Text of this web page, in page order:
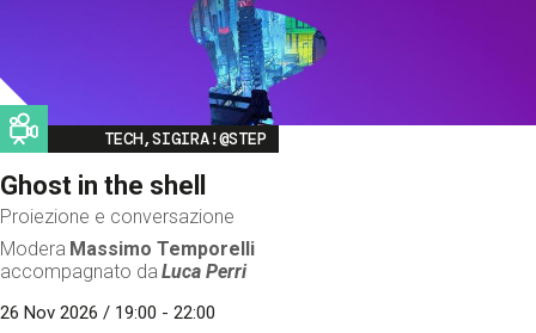
Image
TECH,SIGIRA!@STEP
Ghost in the shell
Proiezione e conversazione
Modera Massimo Temporelli
accompagnato da Luca Perri
26 Nov 2026 / 19:00 - 22:00